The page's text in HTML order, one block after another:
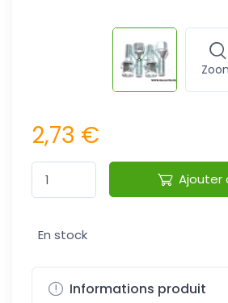
2,73 €
Ajouter
En stock
Informations produit